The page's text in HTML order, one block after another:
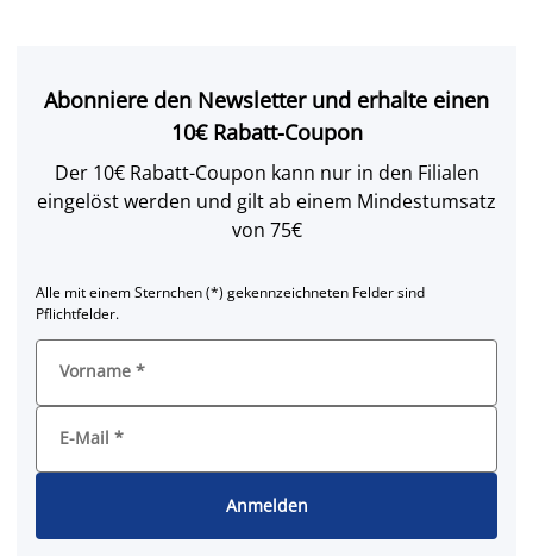
Abonniere den Newsletter und erhalte einen
10€ Rabatt-Coupon
Der 10€ Rabatt-Coupon kann nur in den Filialen
eingelöst werden und gilt ab einem Mindestumsatz
von 75€
Alle mit einem Sternchen (*) gekennzeichneten Felder sind
Pflichtfelder.
Vorname *
E-Mail *
Anmelden